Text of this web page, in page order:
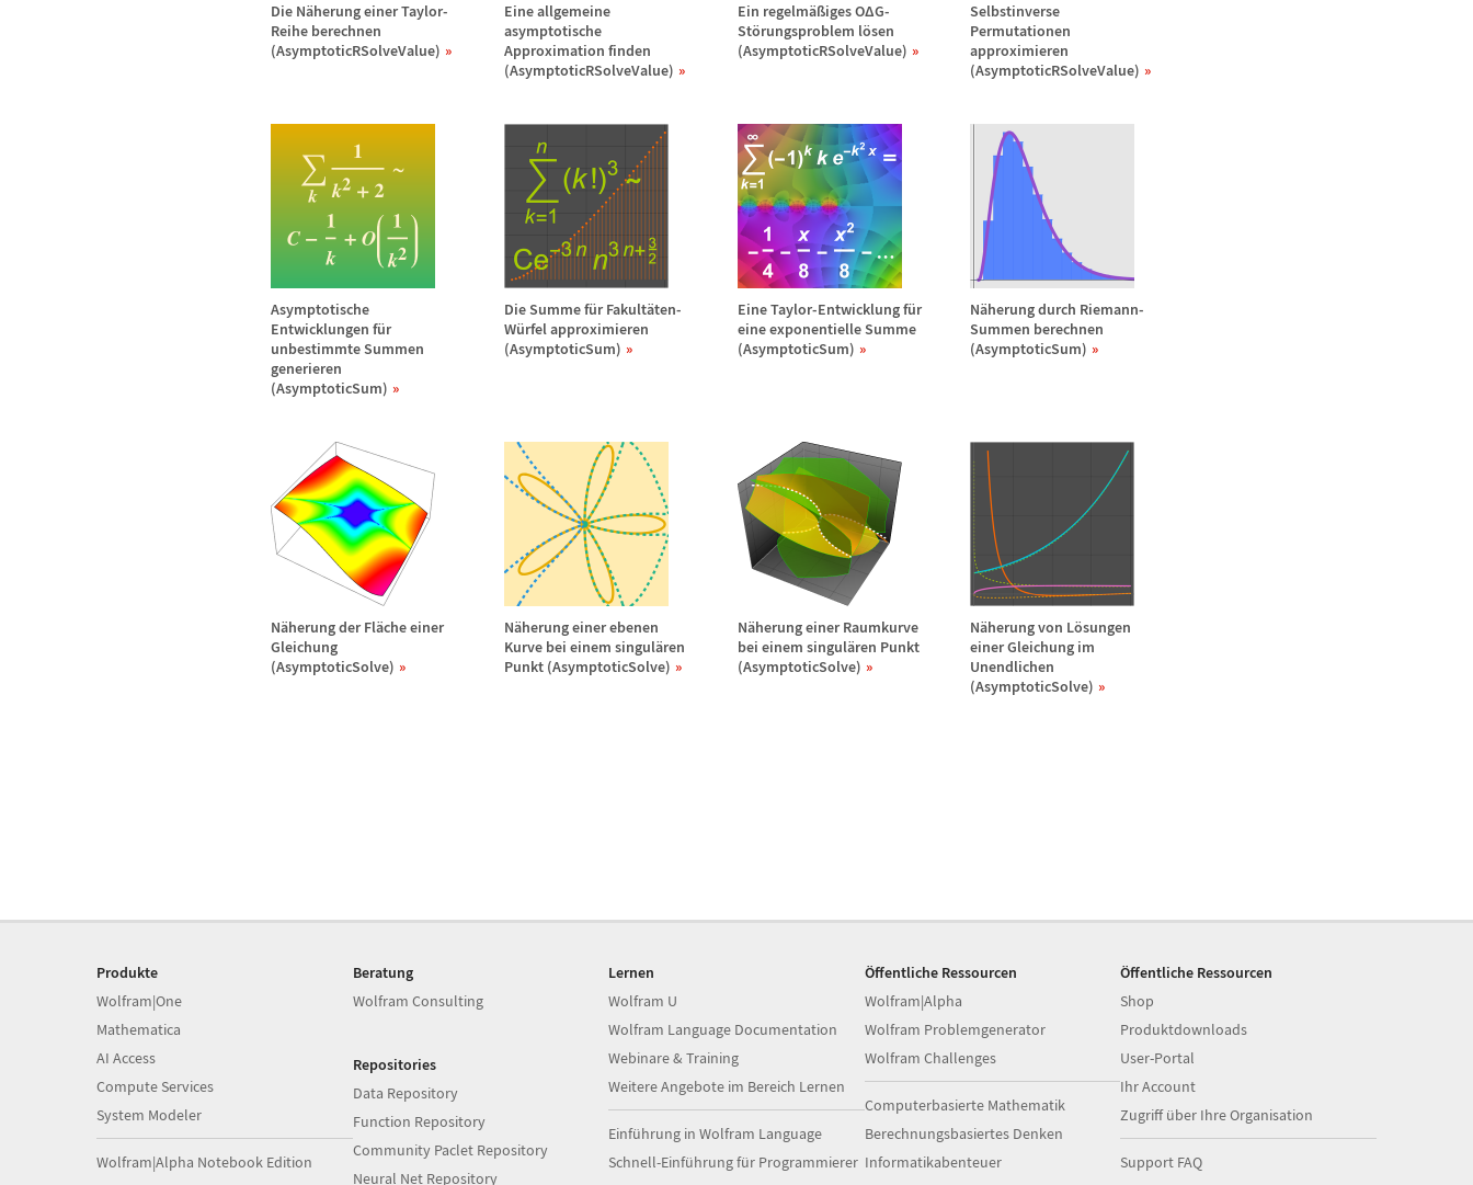
Die Näherung einer Taylor-
Reihe berechnen
(AsymptoticRSolveValue)
Eine allgemeine
asymptotische
Approximation finden
(AsymptoticRSolveValue)
Ein regelmäßiges OΔG-
Störungsproblem lösen
(AsymptoticRSolveValue)
Selbstinverse
Permutationen
approximieren
(AsymptoticRSolveValue)
Asymptotische
Entwicklungen für
unbestimmte Summen
generieren
(AsymptoticSum)
Die Summe für Fakultäten-
Würfel approximieren
(AsymptoticSum)
Eine Taylor-Entwicklung für
eine exponentielle Summe
(AsymptoticSum)
Näherung durch Riemann-
Summen berechnen
(AsymptoticSum)
Näherung der Fläche einer
Gleichung
(AsymptoticSolve)
Näherung einer ebenen
Kurve bei einem singulären
Punkt (AsymptoticSolve)
Näherung einer Raumkurve
bei einem singulären Punkt
(AsymptoticSolve)
Näherung von Lösungen
einer Gleichung im
Unendlichen
(AsymptoticSolve)
Produkte
Wolfram|One
Mathematica
AI Access
Compute Services
System Modeler
Wolfram|Alpha Notebook Edition
Beratung
Wolfram Consulting
Repositories
Data Repository
Function Repository
Community Paclet Repository
Neural Net Repository
Lernen
Wolfram U
Wolfram Language Documentation
Webinare & Training
Weitere Angebote im Bereich Lernen
Einführung in Wolfram Language
Schnell-Einführung für Programmierer
Öffentliche Ressourcen
Wolfram|Alpha
Wolfram Problemgenerator
Wolfram Challenges
Computerbasierte Mathematik
Berechnungsbasiertes Denken
Informatikabenteuer
Öffentliche Ressourcen
Shop
Produktdownloads
User-Portal
Ihr Account
Zugriff über Ihre Organisation
Support FAQ